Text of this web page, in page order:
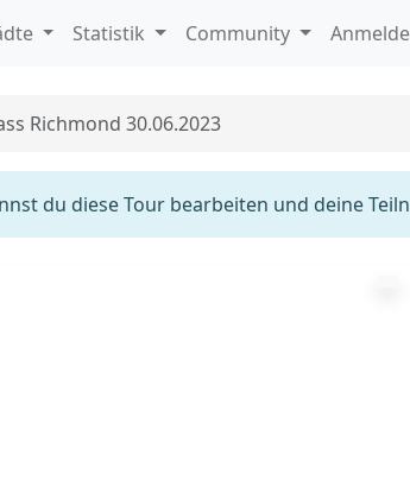
Statistik Community
Richmond 30.06.2023
du diese Tour bearbeiten und deine